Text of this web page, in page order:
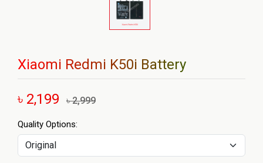
Xiaomi Redmi K50i Battery
৳ 2,199 ৳ 2,999
Quality Options: